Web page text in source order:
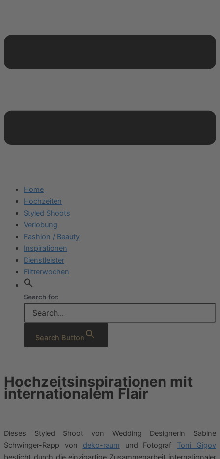
Home
Hochzeiten
Styled Shoots
Verlobung
Fashion / Beauty
Inspirationen
Dienstleister
Flitterwochen
Search for:
Search Button
Hochzeitsinspirationen mit
internationalem Flair
Dieses Styled Shoot von Wedding Designerin Sabine
Schwinger-Rapp von deko-raum und Fotograf Toni Gigov
besticht durch die einzigartige Zusammenarbeit internationaler